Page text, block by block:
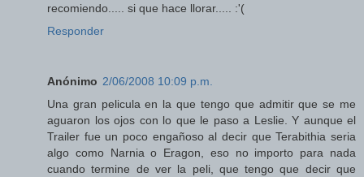
recomiendo..... si que hace llorar..... :'(
Responder
Anónimo 2/06/2008 10:09 p.m.
Una gran pelicula en la que tengo que admitir que se me
aguaron los ojos con lo que le paso a Leslie. Y aunque el
Trailer fue un poco engañoso al decir que Terabithia seria
algo como Narnia o Eragon, eso no importo para nada
cuando termine de ver la peli, que tengo que decir que